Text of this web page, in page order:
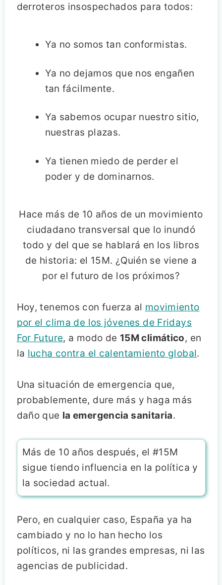
derroteros insospechados para todos:
Ya no somos tan conformistas.
Ya no dejamos que nos engañen
tan fácilmente.
Ya sabemos ocupar nuestro sitio,
nuestras plazas.
Ya tienen miedo de perder el
poder y de dominarnos.
Hace más de 10 años de un movimiento
ciudadano transversal que lo inundó
todo y del que se hablará en los libros
de historia: el 15M. ¿Quién se viene a
por el futuro de los próximos?
Hoy, tenemos con fuerza al movimiento
por el clima de los jóvenes de Fridays
For Future, a modo de 15M climático, en
la lucha contra el calentamiento global.
Una situación de emergencia que,
probablemente, dure más y haga más
daño que la emergencia sanitaria.
Más de 10 años después, el #15M
sigue tiendo influencia en la política y
la sociedad actual.
Pero, en cualquier caso, España ya ha
cambiado y no lo han hecho los
políticos, ni las grandes empresas, ni las
agencias de publicidad.